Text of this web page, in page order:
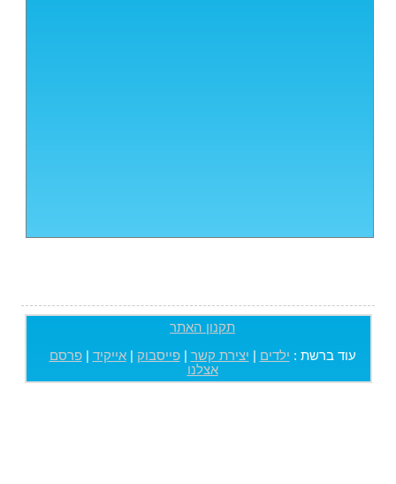
תקנון האתר
עוד ברשת : ילדים יצירת קשר |פייסבוק |אייקיד |פרסם
אצלנו